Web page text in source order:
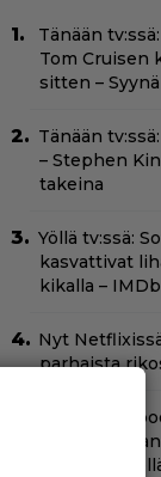
Tänään
Tom Cruisen
sitten –
Tänään
– Stephen
takeina
Yöllä tv:ssä:
kasvattivat
kikalla –
Nyt
parhaista
Clint
kaapin